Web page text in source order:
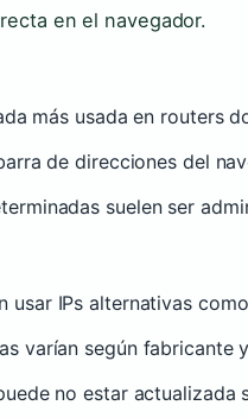
en el navegador.
más usada en routers
de direcciones del
suelen ser
IPs alternativas
varían según fabricante
no estar actualizada